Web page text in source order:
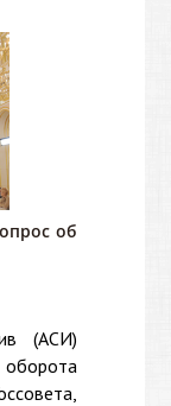
об
(АСИ)